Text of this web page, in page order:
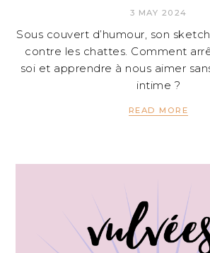
3 MAY 2024
Sous couvert d’humour, son
contre les chattes. Comment
soi et apprendre à nous aimer
intime ?
READ MORE